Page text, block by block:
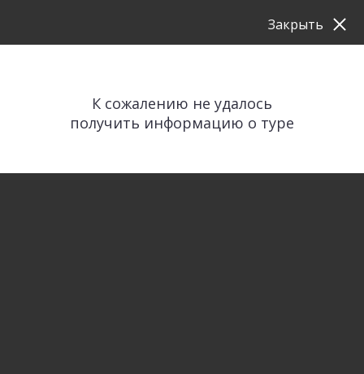
К сожалению не удалось
получить информацию о туре
Закрыть